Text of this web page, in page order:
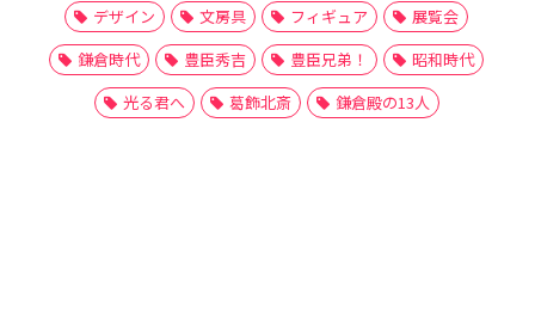
デザイン
文房具 フィギュア
展覧会
鎌倉時代
豊臣秀吉 豊臣兄弟！
昭和時代
光る君へ
葛飾北斎 鎌倉殿の13人